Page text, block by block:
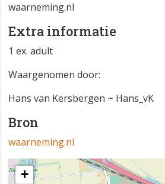
waarneming.nl
Extra informatie
1 ex. adult
Waargenomen door:
Hans van Kersbergen ~ Hans_vK
Bron
waarneming.nl
+